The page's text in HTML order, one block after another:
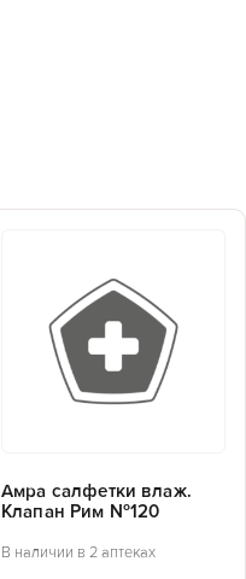
Амра салфетки влаж.
Клапан Рим №120
В наличии в 2 аптеках